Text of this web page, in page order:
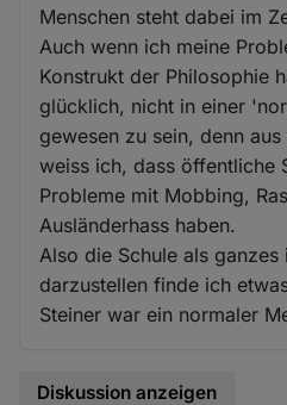
Menschen steht dabei im
Auch wenn ich meine
Konstrukt der Philosophie
glücklich, nicht in einer
gewesen zu sein, denn
weiss ich, dass öffentliche
Probleme mit Mobbing,
Ausländerhass haben.
Also die Schule als
darzustellen finde ich
Steiner war ein normaler
Diskussion anzeigen